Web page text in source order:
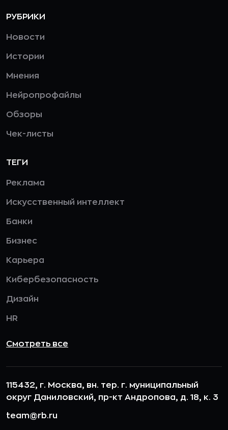
РУБРИКИ
Новости
Истории
Мнения
Нейропрофайлы
Обзоры
Чек-листы
ТЕГИ
Реклама
Искусственный интеллект
Банки
Бизнес
Карьера
Кибербезопасность
Дизайн
HR
Смотреть все
115432, г. Москва, вн. тер. г. муниципальный
округ Даниловский, пр-кт Андропова, д. 18, к. 3
team@rb.ru